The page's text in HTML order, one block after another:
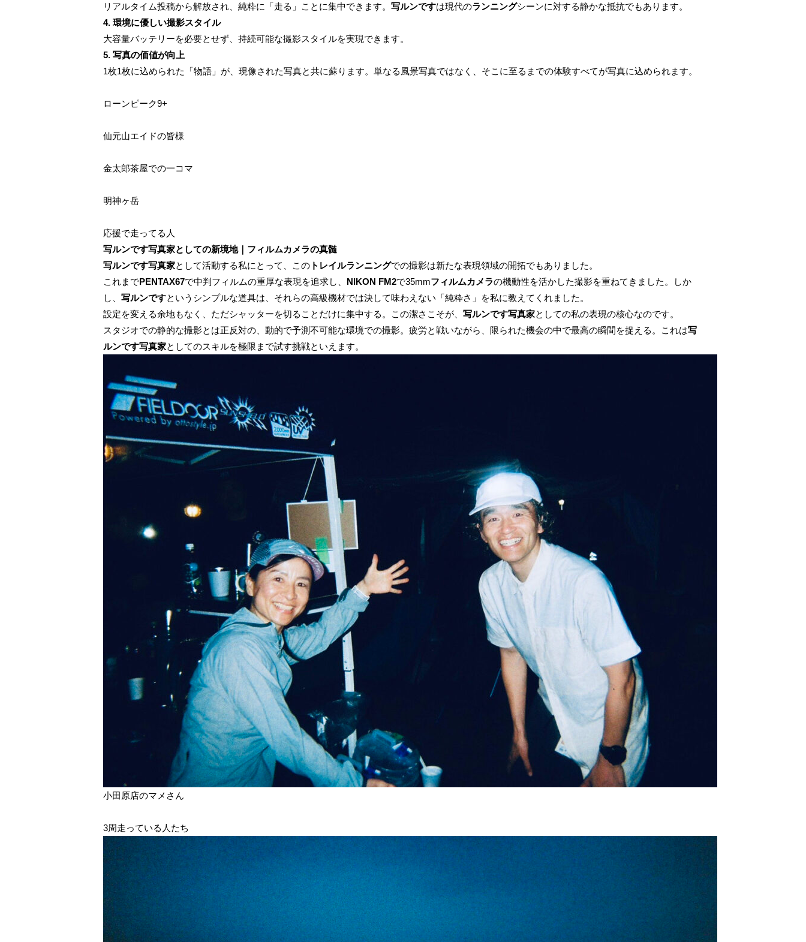
リアルタイム投稿から解放され、純粋に「走る」ことに集中できます。 写ルンですは現代のランニングシーンに対する静かな抵抗でもあります。
4. 環境に優しい撮影スタイル
大容量バッテリーを必要とせず、持続可能な撮影スタイルを実現できます。
5. 写真の価値が向上
1枚1枚に込められた「物語」が、現像された写真と共に蘇ります。単なる風景写真ではなく、そこに至るまでの体験すべてが写真に込められます。
ローンピーク9+
仙元山エイドの皆様
金太郎茶屋での一コマ
明神ヶ岳
応援で走ってる人
写ルンです写真家としての新境地｜フィルムカメラの真髄
写ルンです写真家として活動する私にとって、この トレイルランニングでの撮影は新たな表現領域の開拓でもありました。
これまでPENTAX67で中判フィルムの重厚な表現を追求し、 NIKON FM2で35mmフィルムカメラの機動性を活かした撮影を重ねてきました。しか
し、 写ルンですというシンプルな道具は、それらの高級機材では決して味わえない「純粋さ」を私に教えてくれました。
設定を変える余地もなく、ただシャッターを切ることだけに集中する。この潔さこそが、 写ルンです写真家としての私の表現の核心なのです。
スタジオでの静的な撮影とは正反対の、動的で予測不可能な環境での撮影。疲労と戦いながら、限られた機会の中で最高の瞬間を捉える。これは写
ルンです写真家としてのスキルを極限まで試す挑戦といえます。
小田原店のマメさん
3周走っている人たち